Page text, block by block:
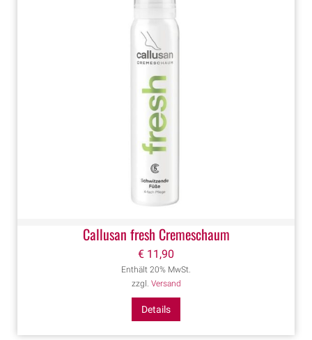
Callusan fresh Cremeschaum
€ 11,90
Enthält 20% MwSt.
zzgl. Versand
Details